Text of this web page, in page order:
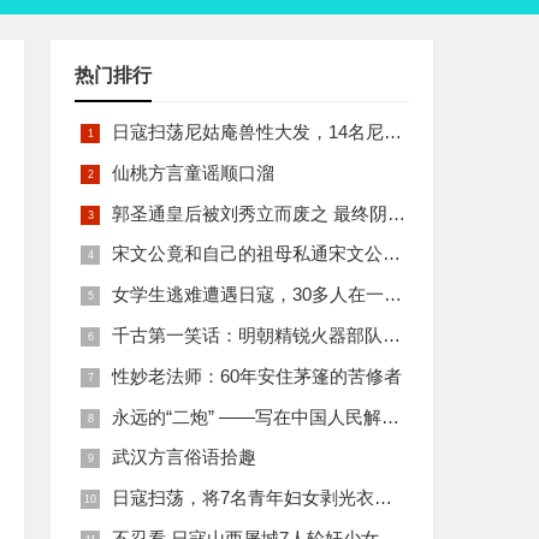
热门排行
日寇扫荡尼姑庵兽性大发，14名尼姑遭玷污后集体自焚
仙桃方言童谣顺口溜
郭圣通皇后被刘秀立而废之 最终阴丽华当上了皇后 那么她的五个儿子有何结局
宋文公竟和自己的祖母私通宋文公是如何死的
女学生逃难遭遇日寇，30多人在一所小校里被集体奸淫
千古第一笑话：明朝精锐火器部队亡于一只'鸡'
性妙老法师：60年安住茅篷的苦修者
永远的“二炮” ——写在中国人民解放军火箭军组建之际
武汉方言俗语拾趣
日寇扫荡，将7名青年妇女剥光衣裤在庙前糟蹋